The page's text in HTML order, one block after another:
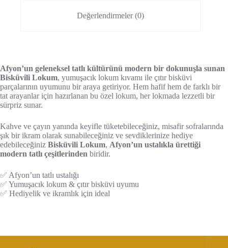
Değerlendirmeler (0)
Afyon’un geleneksel tatlı kültürünü modern bir dokunuşla sunan
Bisküvili Lokum, yumuşacık lokum kıvamı ile çıtır bisküvi
parçalarının uyumunu bir araya getiriyor. Hem hafif hem de farklı bir
tat arayanlar için hazırlanan bu özel lokum, her lokmada lezzetli bir
sürpriz sunar.
Kahve ve çayın yanında keyifle tüketebileceğiniz, misafir sofralarında
şık bir ikram olarak sunabileceğiniz ve sevdiklerinize hediye
edebileceğiniz Bisküvili Lokum, Afyon’un ustalıkla ürettiği
modern tatlı çeşitlerinden biridir.
✅ Afyon’un tatlı ustalığı
✅ Yumuşacık lokum & çıtır bisküvi uyumu
✅ Hediyelik ve ikramlık için ideal